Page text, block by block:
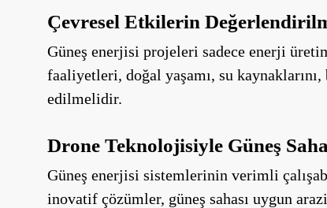
Çevresel Etkilerin
Güneş enerjisi projeleri sadece enerji
faaliyetleri, doğal yaşamı, su
edilmelidir.
Drone Teknolojisiyle Güneş
Güneş enerjisi sistemlerinin verimli
inovatif çözümler, güneş sahası uygun